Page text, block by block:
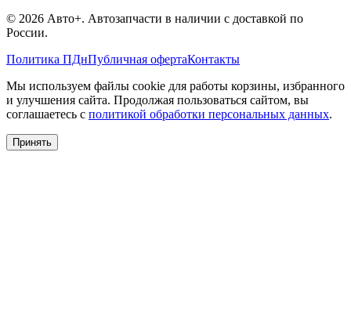
© 2026 Авто+. Автозапчасти в наличии с доставкой по
России.
Политика ПДнПубличная офертаКонтакты
Мы используем файлы cookie для работы корзины, избранного
и улучшения сайта. Продолжая пользоваться сайтом, вы
соглашаетесь с политикой обработки персональных данных.
Принять